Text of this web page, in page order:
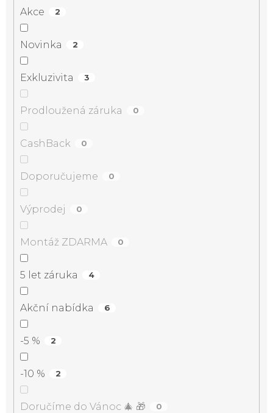
Akce 2
Novinka 2
Exkluzivita 3
Prodloužená záruka 0
CashBack 0
Doporučujeme 0
Výprodej 0
Montáž ZDARMA 0
5 let záruka 4
Akční nabídka 6
-5 % 2
-10 % 2
Doručíme do Vánoc 🎄 🎁 0